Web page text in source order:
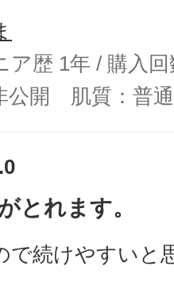
ア歴 1年 / 購入
公開 肌質：普
とれます。
で続けやすいと